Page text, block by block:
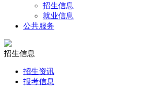
招生信息
就业信息
公共服务
招生信息
招生资讯
报考信息